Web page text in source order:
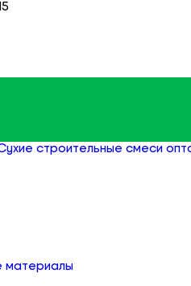
материалы
строительные смеси